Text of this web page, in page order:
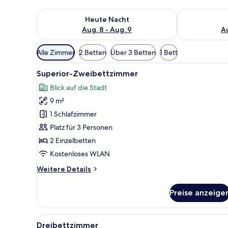
Heute Nacht
Aug. 8 - Aug. 9
Überprüfe die Verfügbarkeit für heute Nacht, Aug. 8
Überprüfe
Verfügbare
Filter
für
Zimmer
Alle Zimmer 2 Betten Über 3 Betten 1 Bett
Alle
Fotos
für
Superior-
Zweibettzimmer
anzeigen
Ein Hotelzimmer mit zwei
9
Superior-Zweibettzimmer
Blick auf die Stadt
9 m²
1 Schlafzimmer
Platz für 3 Personen
2 Einzelbetten
Kostenloses WLAN
Weitere Details
Weitere
Zweibettzimmer
Preise
Alle
Ein Hotelzimmer mit zwei
7
Dreibettzimmer